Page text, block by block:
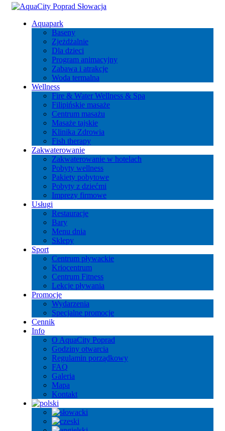
Aquapark
Baseny
Zjeżdżalnie
Dla dzieci
Program animacyjny
Zabawa i atrakcje
Woda termalna
Wellness
Fire & Water Wellness & Spa
Filipińskie masaże
Centrum masażu
Masaże tajskie
Klinika Zdrowia
Fish therapy
Zakwaterowanie
Zakwaterowanie w hotelach
Pobyty wellness
Pakiety pobytowe
Pobyty z dziećmi
Imprezy firmowe
Usługi
Restauracje
Bary
Menu dnia
Sklepy
Sport
Centrum pływackie
Kriocentrum
Centrum Fitness
Lekcje pływania
Promocje
Wydarzenia
Specjalne promocje
Cennik
Info
O AquaCity Poprad
Godziny otwarcia
Regulamin porządkowy
FAQ
Galeria
Mapa
Kontakt